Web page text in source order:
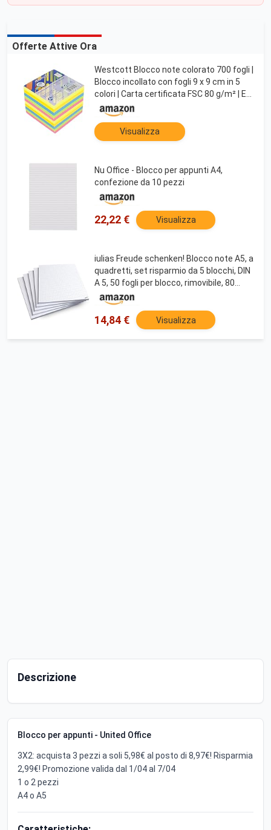
Offerte Attive Ora
Westcott Blocco note colorato 700 fogli |
Blocco incollato con fogli 9 x 9 cm in 5
colori | Carta certificata FSC 80 g/m² | E-
1730907 00
Visualizza
Nu Office - Blocco per appunti A4,
confezione da 10 pezzi
22,22 € Visualizza
iulias Freude schenken! Blocco note A5, a
quadretti, set risparmio da 5 blocchi, DIN
A 5, 50 fogli per blocco, rimovibile, 80
g/m², carta bianca, blocco appunti,
blocco di calcolo, blocco notebook
14,84 € Visualizza
Descrizione
Blocco per appunti - United Office
3X2: acquista 3 pezzi a soli 5,98€ al posto di 8,97€! Risparmia
2,99€! Promozione valida dal 1/04 al 7/04
1 o 2 pezzi
A4 o A5